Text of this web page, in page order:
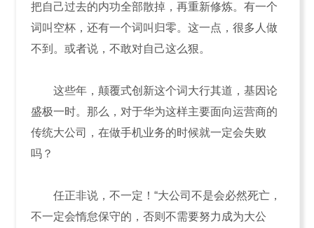
把自己过去的内功全部散掉，再重新修炼。有一个
词叫空杯，还有一个词叫归零。这一点，很多人做
不到。或者说，不敢对自己这么狠。
这些年，颠覆式创新这个词大行其道，基因论
盛极一时。那么，对于华为这样主要面向运营商的
传统大公司，在做手机业务的时候就一定会失败
吗？
任正非说，不一定！“大公司不是会必然死亡，
不一定会惰怠保守的，否则不需要努力成为大公